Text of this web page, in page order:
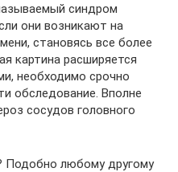
синдром
они возникают на
становясь все более
картина расширяется
необходимо срочно
обследование. Вполне
сосудов головного
Подобно любому другому